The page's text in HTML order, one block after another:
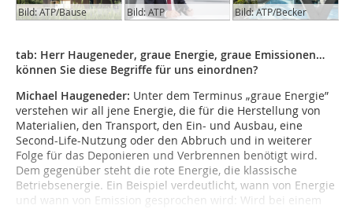
Bild: ATP/Bause Bild: ATP Bild: ATP/Becker
tab: Herr Haugeneder, graue Energie, graue Emissionen…
können Sie diese Begriffe für uns einordnen?
Michael Haugeneder: Unter dem Terminus „graue Energie”
verstehen wir all jene Energie, die für die Herstellung von
Materialien, den Transport, den Ein- und Ausbau, eine
Second-Life-Nutzung oder den Abbruch und in weiterer
Folge für das Deponieren und Verbrennen benötigt wird.
Dem gegenüber steht die rote Energie, die klassische
Betriebsenergie. Ein Beispiel verdeutlicht, wann von Energie
und wann von Emission gesprochen wird: Wird bei einem